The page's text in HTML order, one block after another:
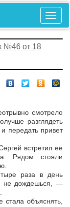
№46 от 18
смотрело
разглядеть
передать привет
встретил ее
Рядом стояли
раза в день
не дождешься, —
объяснять,